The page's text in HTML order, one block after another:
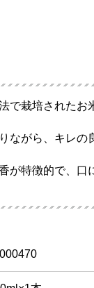
で栽培されたお
ながら、キレの
が特徴的で、口